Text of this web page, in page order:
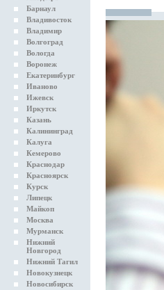
Барнаул
Владивосток
Владимир
Волгоград
Вологда
Воронеж
Екатеринбург
Иваново
Ижевск
Иркутск
Казань
Калининград
Калуга
Кемерово
Краснодар
Красноярск
Курск
Липецк
Майкоп
Москва
Мурманск
Нижний
Новгород
Нижний Тагил
Новокузнецк
Новосибирск